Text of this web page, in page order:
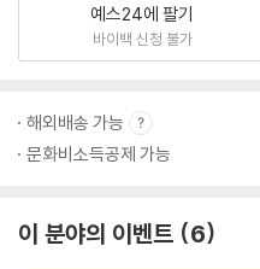
예스24에 팔기
바이백 신청 불가
해외배송 가능
문화비소득공제 가능
이 분야의 이벤트 6